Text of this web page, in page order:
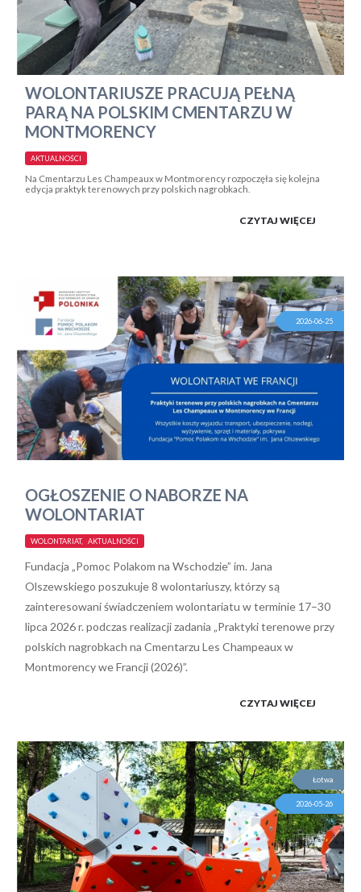
WOLONTARIUSZE PRACUJĄ PEŁNĄ
PARĄ NA POLSKIM CMENTARZU W
MONTMORENCY
AKTUALNOŚCI
Na Cmentarzu Les Champeaux w Montmorency rozpoczęła się kolejna
edycja praktyk terenowych przy polskich nagrobkach.
CZYTAJ WIĘCEJ
2026-06-25
OGŁOSZENIE O NABORZE NA
WOLONTARIAT
WOLONTARIAT, AKTUALNOŚCI
Fundacja „Pomoc Polakom na Wschodzie” im. Jana
Olszewskiego poszukuje 8 wolontariuszy, którzy są
zainteresowani świadczeniem wolontariatu w terminie 17–30
lipca 2026 r. podczas realizacji zadania „Praktyki terenowe przy
polskich nagrobkach na Cmentarzu Les Champeaux w
Montmorency we Francji (2026)”.
CZYTAJ WIĘCEJ
Łotwa
2026-05-26